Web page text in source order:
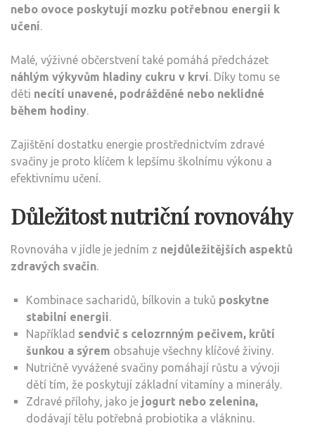
nebo ovoce poskytují mozku potřebnou energii k
učení.
Malé, výživné občerstvení také pomáhá předcházet
náhlým výkyvům hladiny cukru v krvi. Díky tomu se
děti necítí unavené, podrážděné nebo neklidné
během hodiny.
Zajištění dostatku energie prostřednictvím zdravé
svačiny je proto klíčem k lepšímu školnímu výkonu a
efektivnímu učení.
Důležitost nutriční rovnováhy
Rovnováha v jídle je jedním z nejdůležitějších aspektů
zdravých svačin.
Kombinace sacharidů, bílkovin a tuků poskytne
stabilní energii.
Například sendvič s celozrnným pečivem, krůtí
šunkou a sýrem obsahuje všechny klíčové živiny.
Nutričně vyvážené svačiny pomáhají růstu a vývoji
dětí tím, že poskytují základní vitamíny a minerály.
Zdravé přílohy, jako je jogurt nebo zelenina,
dodávají tělu potřebná probiotika a vlákninu.